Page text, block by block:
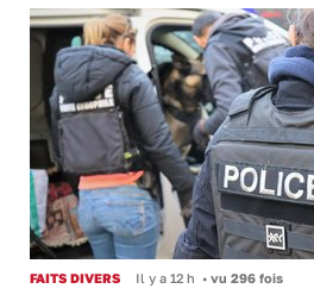
FAITS DIVERS Il y a 12 h • vu 296 fois